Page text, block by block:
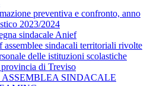
preventiva e confronto, anno
2023/2024
sindacale Anief
assemblee sindacali territoriali rivolte
delle istituzioni scolastiche
di Treviso
ASSEMBLEA SINDACALE